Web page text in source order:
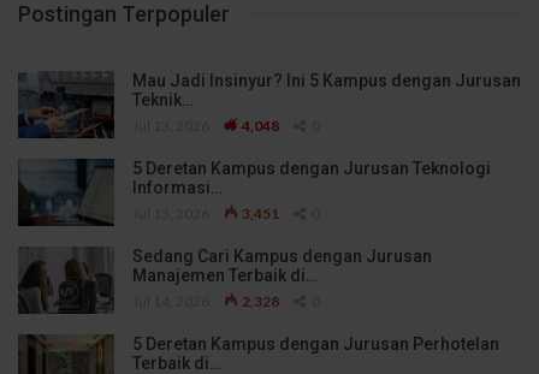
Postingan Terpopuler
Mau Jadi Insinyur? Ini 5 Kampus dengan Jurusan
Teknik…
4,048
5 Deretan Kampus dengan Jurusan Teknologi
Informasi…
3,451
Sedang Cari Kampus dengan Jurusan
Manajemen Terbaik di…
2,328
5 Deretan Kampus dengan Jurusan Perhotelan
Terbaik di…